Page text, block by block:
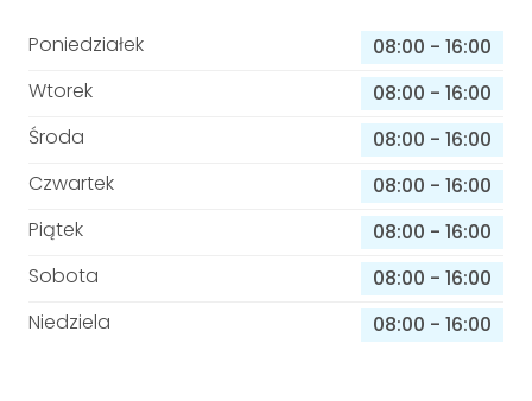
Poniedziałek 08:00 - 16:00
Wtorek
08:00 - 16:00
Środa
08:00 - 16:00
Czwartek
08:00 - 16:00
Piątek
08:00 - 16:00
Sobota
08:00 - 16:00
Niedziela
08:00 - 16:00